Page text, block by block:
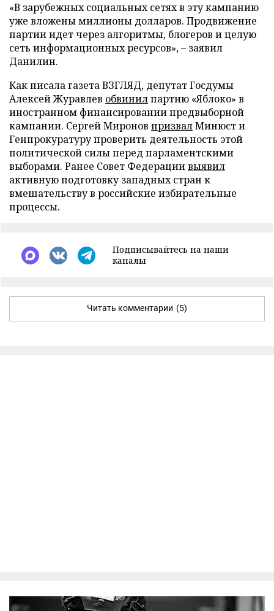
«В зарубежных социальных сетях в эту кампанию
уже вложены миллионы долларов. Продвижение
партии идет через алгоритмы, блогеров и целую
сеть информационных ресурсов», – заявил
Данилин.
Как писала газета ВЗГЛЯД, депутат Госдумы
Алексей Журавлев обвинилпартию «Яблоко» в
иностранном финансировании предвыборной
кампании. Сергей Миронов призвалМинюст и
Генпрокуратуру проверить деятельность этой
политической силы перед парламентскими
выборами. Ранее Совет Федерациивыявил
активную подготовку западных стран к
вмешательству в российские избирательные
процессы.
Подписывайтесь на наши
каналы
Читать комментарии (5)